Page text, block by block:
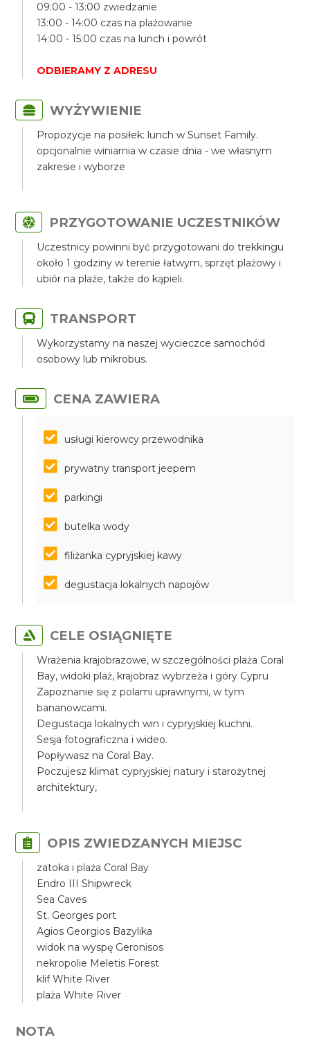
09:00 - 13:00 zwiedzanie
13:00 - 14:00 czas na plażowanie
14:00 - 15:00 czas na lunch i powrót
ODBIERAMY Z ADRESU
WYŻYWIENIE
Propozycje na posiłek: lunch w Sunset Family.
opcjonalnie winiarnia w czasie dnia - we własnym
zakresie i wyborze
PRZYGOTOWANIE UCZESTNIKÓW
Uczestnicy powinni być przygotowani do trekkingu
około 1 godziny w terenie łatwym, sprzęt plażowy i
ubiór na plaże, także do kąpieli.
TRANSPORT
Wykorzystamy na naszej wycieczce samochód
osobowy lub mikrobus.
CENA ZAWIERA
usługi kierowcy przewodnika
prywatny transport jeepem
parkingi
butelka wody
filiżanka cypryjskiej kawy
degustacja lokalnych napojów
CELE OSIĄGNIĘTE
Wrażenia krajobrazowe, w szczególności plaża Coral
Bay, widoki plaż, krajobraz wybrzeża i góry Cypru
Zapoznanie się z polami uprawnymi, w tym
bananowcami.
Degustacja lokalnych win i cypryjskiej kuchni.
Sesja fotograficzna i wideo.
Popływasz na Coral Bay.
Poczujesz klimat cypryjskiej natury i starożytnej
architektury,
OPIS ZWIEDZANYCH MIEJSC
zatoka i plaża Coral Bay
Endro III Shipwreck
Sea Caves
St. Georges port
Agios Georgios Bazylika
widok na wyspę Geronisos
nekropolie Meletis Forest
klif White River
plaża White River
NOTA